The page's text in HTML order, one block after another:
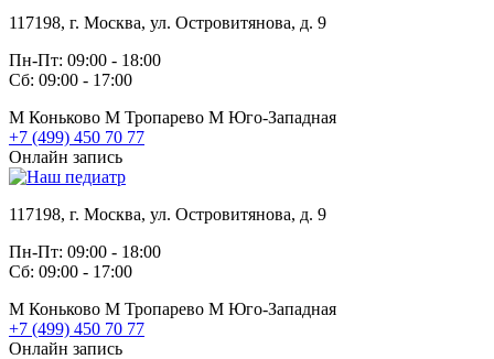
117198, г. Москва, ул. Островитянова, д. 9
Пн-Пт: 09:00 - 18:00
Сб: 09:00 - 17:00
М Коньково М Тропарево М Юго-Западная
+7 (499) 450 70 77
Онлайн запись
117198, г. Москва, ул. Островитянова, д. 9
Пн-Пт: 09:00 - 18:00
Сб: 09:00 - 17:00
М Коньково М Тропарево М Юго-Западная
+7 (499) 450 70 77
Онлайн запись